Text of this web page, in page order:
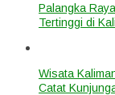
Palangka
Tertinggi di
Wisata
Catat